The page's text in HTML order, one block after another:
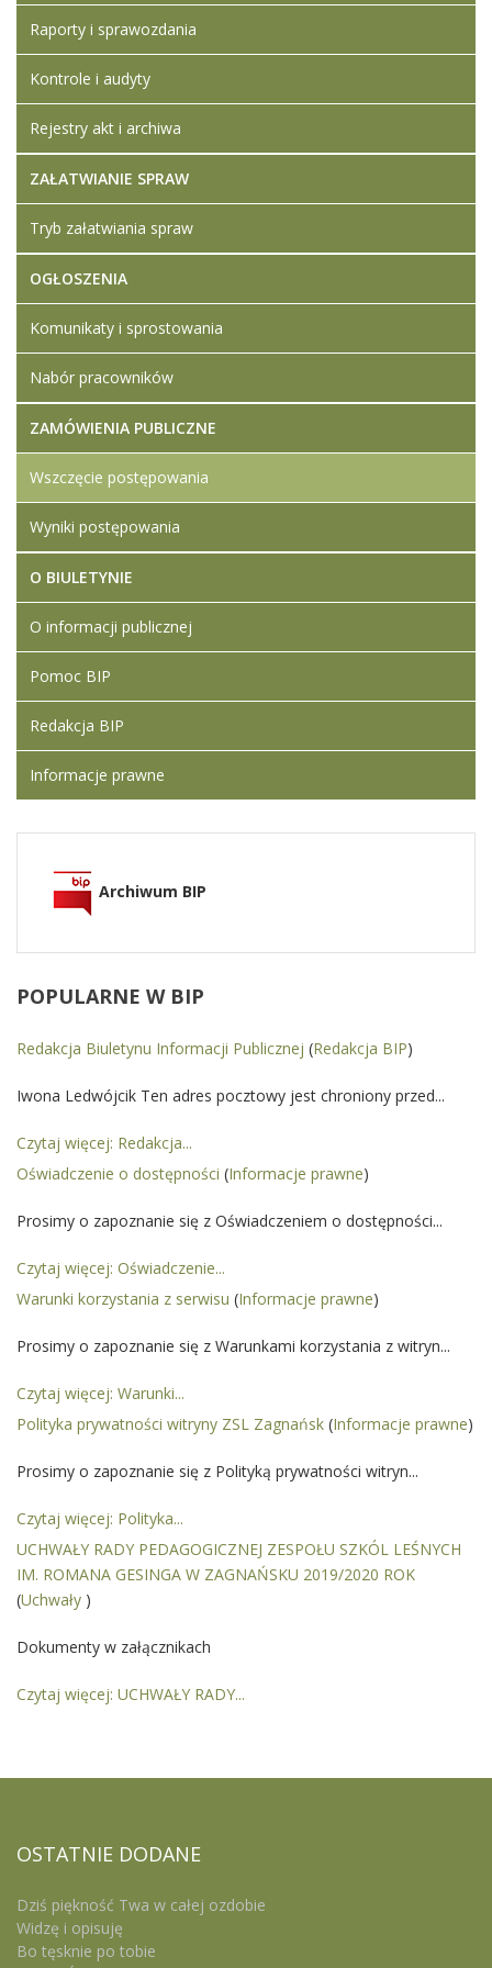
WYKAZ
ZREALIZOWANYCH
SZKOLENIOWEJ
Artykuł został
zmieniony.
wtorek,
Ledwójcik
Artykuł został
zmieniony.
wtorek,
Ledwójcik
Raporty i sprawozdania
Kontrole i audyty
Rejestry akt i archiwa
ZAŁATWIANIE SPRAW
Tryb załatwiania spraw
OGŁOSZENIA
Komunikaty i sprostowania
Nabór pracowników
ZAMÓWIENIA PUBLICZNE
Wszczęcie postępowania
Wyniki postępowania
O BIULETYNIE
O informacji publicznej
Pomoc BIP
Redakcja BIP
Informacje prawne
Archiwum BIP
POPULARNE W BIP
Redakcja Biuletynu Informacji Publicznej (Redakcja BIP)
Iwona Ledwójcik Ten adres pocztowy jest chroniony przed...
Czytaj więcej: Redakcja...
Oświadczenie o dostępności (Informacje prawne)
Prosimy o zapoznanie się z Oświadczeniem o dostępności...
Czytaj więcej: Oświadczenie...
Warunki korzystania z serwisu (Informacje prawne)
Prosimy o zapoznanie się z Warunkami korzystania z witryn...
Czytaj więcej: Warunki...
Polityka prywatności witryny ZSL Zagnańsk (Informacje prawne)
Prosimy o zapoznanie się z Polityką prywatności witryn...
Czytaj więcej: Polityka...
UCHWAŁY RADY PEDAGOGICZNEJ ZESPOŁU SZKÓL LEŚNYCH
IM. ROMANA GESINGA W ZAGNAŃSKU 2019/2020 ROK
(Uchwały )
Dokumenty w załącznikach
Czytaj więcej: UCHWAŁY RADY...
OSTATNIE DODANE
Dziś piękność Twa w całej ozdobie
Widzę i opisuję
Bo tęsknie po tobie